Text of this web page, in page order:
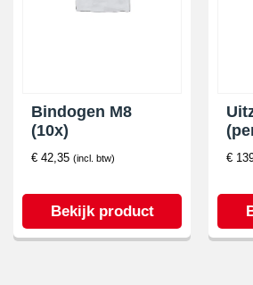
Bindogen M8
(10x)
€ 42,35 (incl. btw)
Bekijk product
€